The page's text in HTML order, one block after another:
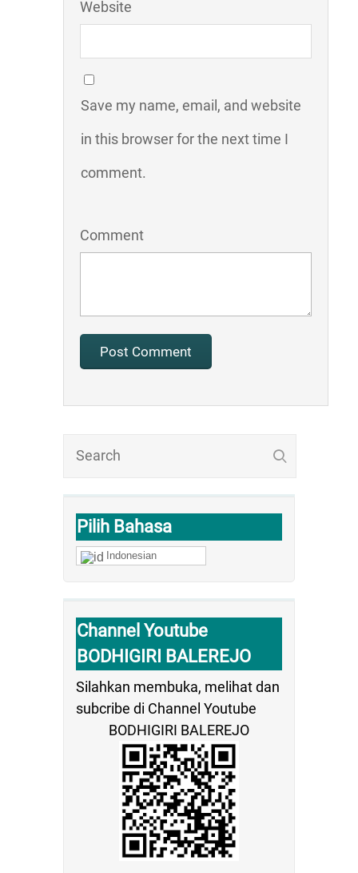
Pilih Bahasa
Indonesian
Channel Youtube
BODHIGIRI BALEREJO
Silahkan membuka, melihat dan
subcribe di Channel Youtube
BODHIGIRI BALEREJO
Website
Save my name, email, and website
in this browser for the next time I
comment.
Comment